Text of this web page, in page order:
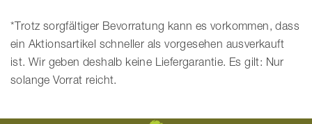
*Trotz sorgfältiger Bevorratung kann es vorkommen, dass
ein Aktionsartikel schneller als vorgesehen ausverkauft
ist. Wir geben deshalb keine Liefergarantie. Es gilt: Nur
solange Vorrat reicht.